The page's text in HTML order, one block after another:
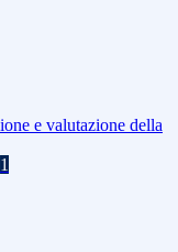
e valutazione della
1